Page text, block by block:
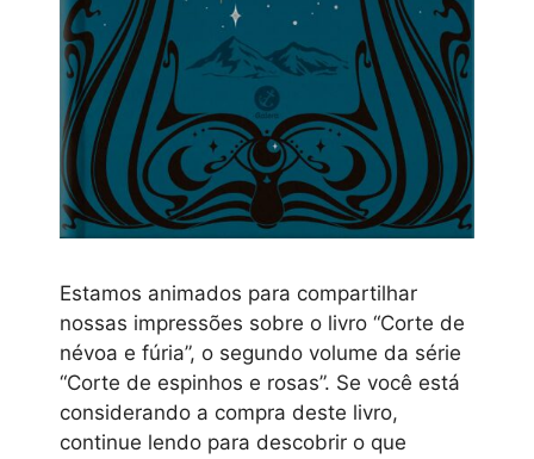
Estamos animados para compartilhar
nossas impressões sobre o livro “Corte de
névoa e fúria”, o segundo volume da série
“Corte de espinhos e rosas”. Se você está
considerando a compra deste livro,
continue lendo para descobrir o que